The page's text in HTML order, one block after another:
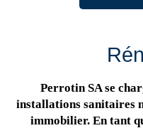
Perrotin SA se
installations sanitaires
immobilier. En tant